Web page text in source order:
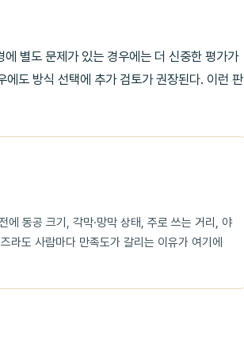
별도 문제가 있는 경우에는 더 신중한 평가가
도 방식 선택에 추가 검토가 권장된다. 이런 판
에 동공 크기, 각막·망막 상태, 주로 쓰는 거리, 야
라도 사람마다 만족도가 갈리는 이유가 여기에